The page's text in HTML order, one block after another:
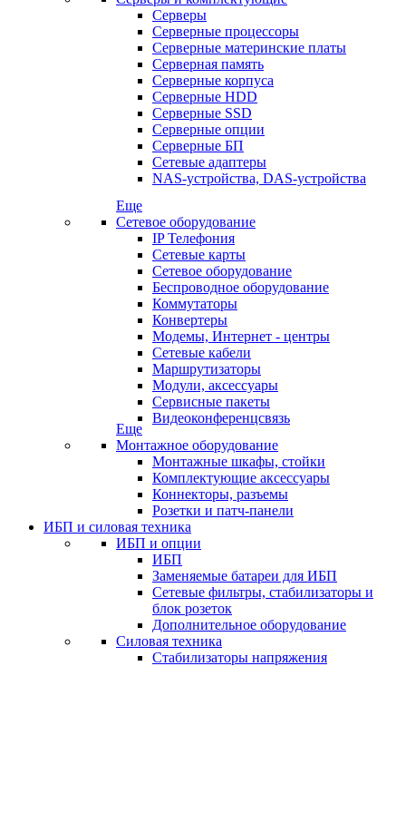
Серверы
Серверные процессоры
Серверные материнские платы
Серверная память
Серверные корпуса
Серверные HDD
Серверные SSD
Серверные опции
Серверные БП
Сетевые адаптеры
NAS-устройства, DAS-устройства
Еще
Сетевое оборудование
IP Телефония
Сетевые карты
Сетевое оборудование
Беспроводное оборудование
Коммутаторы
Конвертеры
Модемы, Интернет - центры
Сетевые кабели
Маршрутизаторы
Модули, аксессуары
Сервисные пакеты
Видеоконференцсвязь
Еще
Монтажное оборудование
Монтажные шкафы, стойки
Комплектующие аксессуары
Коннекторы, разъемы
Розетки и патч-панели
ИБП и силовая техника
ИБП и опции
ИБП
Заменяемые батареи для ИБП
Сетевые фильтры, стабилизаторы и
блок розеток
Дополнительное оборудование
Силовая техника
Стабилизаторы напряжения